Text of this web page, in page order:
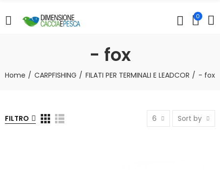
0
- fox
Home CARPFISHING FILATI PER TERMINALI E LEADCOR - fox
FILTRO 6 Sort by